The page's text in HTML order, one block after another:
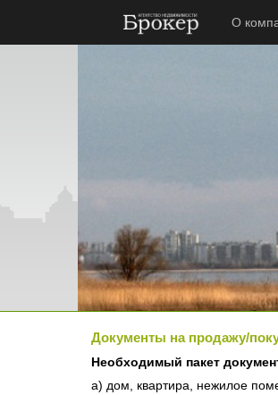
О
Документы на продажу/
Необходимый пакет
а) дом, квартира, нежилое